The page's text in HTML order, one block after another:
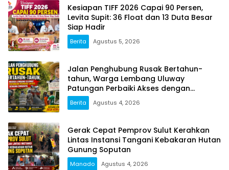
Kesiapan TIFF 2026 Capai 90 Persen,
Levita Supit: 36 Float dan 13 Duta Besar
Siap Hadir
Berita Agustus 5, 2026
Jalan Penghubung Rusak Bertahun-
tahun, Warga Lembang Uluway
Patungan Perbaiki Akses dengan
Swadaya
Berita Agustus 4, 2026
Gerak Cepat Pemprov Sulut Kerahkan
Lintas Instansi Tangani Kebakaran Hutan
Gunung Soputan
Manado Agustus 4, 2026